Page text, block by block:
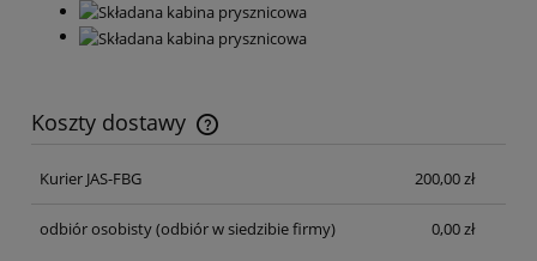
Koszty dostawy
Cena nie zawiera ewentualnych kosztów płatności
Kurier JAS-FBG
200,00 zł
odbiór osobisty(odbiór w siedzibie firmy) 0,00 zł